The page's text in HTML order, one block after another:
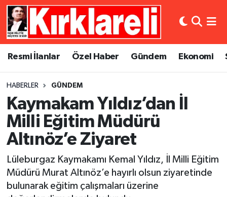
Resmi İlanlar Özel Haber Gündem Ekonomi
HABERLER GÜNDEM
Kaymakam Yıldız’dan İl
Milli Eğitim Müdürü
Altınöz’e Ziyaret
Lüleburgaz Kaymakamı Kemal Yıldız, İl Milli Eğitim
Müdürü Murat Altınöz’e hayırlı olsun ziyaretinde
bulunarak eğitim çalışmaları üzerine
Resmi İlanlar
Gündem
Ekonomi
Siyaset
Spor
Asayiş
Dünya
Eğitim
Kültür Sanat
Magazin
Medya
Künye
Gizlilik Sözleşmesi
Merkez Nöbetçi Eczaneler
Merkez Trafik Yoğunluk Haritası
Süper Lig Puan Durumu ve Fikstür
Tüm Manşetler
Son Dakika Haberleri
Haber Arşivi